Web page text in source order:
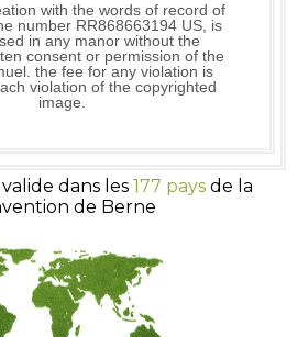
with the words of record of
number RR868663194 US, is
in any manor without the
consent or permission of the
the fee for any violation is
violation of the copyrighted
image.
dans les 177 paysde la
de Berne